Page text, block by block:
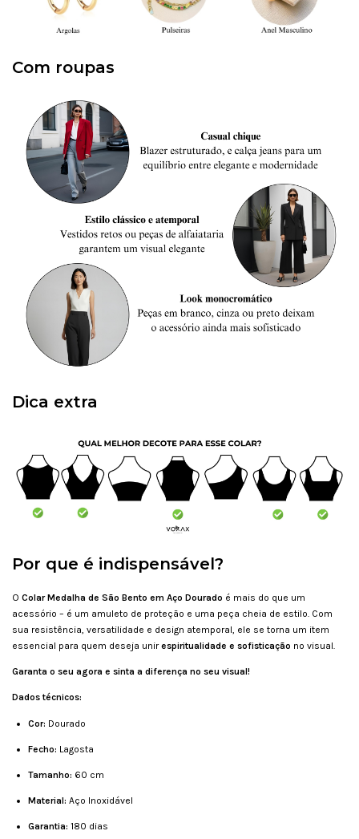
Com roupas
Dica extra
Por que é indispensável?
O Colar Medalha de São Bento em Aço Dourado é mais do que um
acessório – é um amuleto de proteção e uma peça cheia de estilo. Com
sua resistência, versatilidade e design atemporal, ele se torna um item
essencial para quem deseja unirespiritualidade e sofisticação no visual.
Garanta o seu agora e sinta a diferença no seu visual!
Dados técnicos:
Cor: Dourado
Fecho: Lagosta
Tamanho: 60 cm
Material: Aço Inoxidável
Garantia: 180 dias